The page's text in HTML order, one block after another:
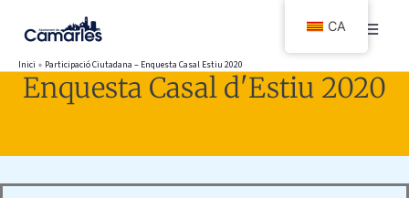
contingut
Inici Participació Ciutadana – Enquesta Casal Estiu 2020
Enquesta Casal d'Estiu 2020
CA